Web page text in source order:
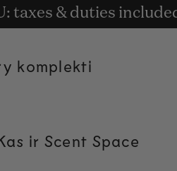
par 135 € un
taxes & duties
with
komplekti
ir Scent Space